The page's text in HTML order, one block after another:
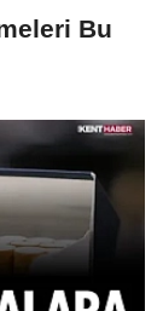
Bu